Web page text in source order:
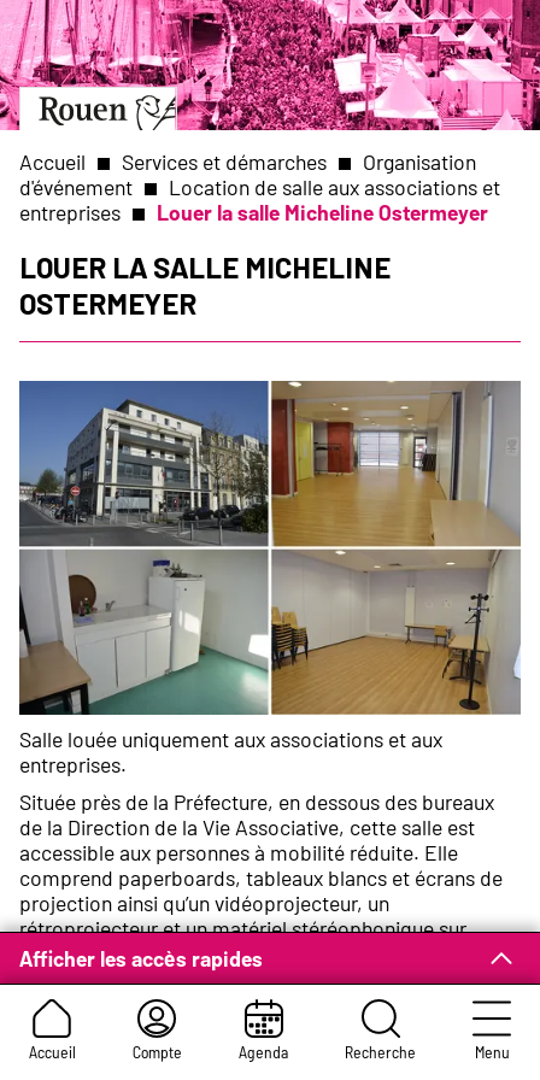
Aller
au
contenu
principal
Aller
à
page
d’accueil
Slide
of
1
Accueil Compte Agenda Recherche Menu
d'Ariane
Accueil Services et démarches
Organisation
d'événement
Location de salle aux associations et
entreprises
Louer la salle Micheline Ostermeyer
Louer la salle Micheline
Ostermeyer
Afficher les accès rapides
Salle louée uniquement aux associations et aux
entreprises.
Située près de la Préfecture, en dessous des bureaux
de la Direction de la Vie Associative, cette salle est
accessible aux personnes à mobilité réduite. Elle
comprend paperboards, tableaux blancs et écrans de
projection ainsi qu’un vidéoprojecteur, un
rétroprojecteur et un matériel stéréophonique sur
demande. Un coin cuisine composé d’un évier, d’un four
à micro-ondes, d’un réfrigérateur et d’une cafetière
électrique est également à disposition, ainsi que des
toilettes hommes, femmes et handicapés.